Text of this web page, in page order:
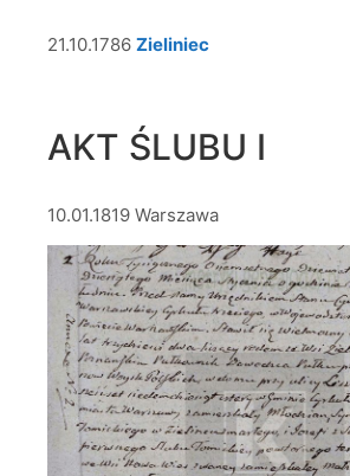
21.10.1786 Zieliniec
AKT ŚLUBU I
10.01.1819 Warszawa